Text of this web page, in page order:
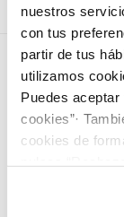
nuestros
con tus
partir de tus
utilizamos
Puedes
cookies”·
cookies de
son